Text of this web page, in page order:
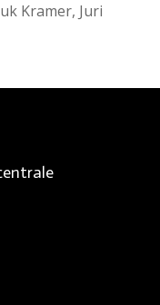
Kramer, Juri